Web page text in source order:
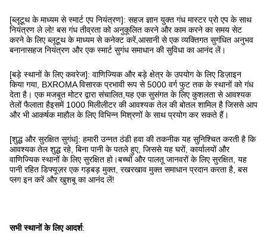
[ब्लूटूथ के माध्यम से स्मार्ट एप नियंत्रण]: सहज ज्ञान युक्त गंध मास्टर प्रो एप के साथ
नियंत्रण ले लो! बस गंध तीव्रता को अनुकूलित करने और काम करने का समय सेट
करने के लिए ब्लूटूथ के माध्यम से कनेक्ट करें,आसानी से एक व्यक्तिगत सुगंधित अनुभव
बनानासहज नियंत्रण और एक स्मार्ट सुगंध समाधान की सुविधा का आनंद लें।
[बड़े स्थानों के लिए कवरेज]: वाणिज्यिक और बड़े क्षेत्र के उपयोग के लिए डिज़ाइन
किया गया, BXROMA विसारक प्रभावी रूप से 5000 वर्ग फुट तक के स्थानों को गंध
देता है। एक मजबूत मोटर द्वारा संचालित,यह एक सुसंगत के लिए कुशलता से आवश्यक
तेलों फैलाता हैइसमें 1000 मिलीलीटर की आवश्यक तेल की बोतल शामिल है जिससे आप
और भी आकर्षक माहौल के लिए विभिन्न मिश्रणों के साथ प्रयोग कर सकते हैं।
[शुद्ध और सुरक्षित सुगंध]: हमारी उन्नत ठंडी हवा की तकनीक यह सुनिश्चित करती है कि
आवश्यक तेल शुद्ध रहे, बिना पानी के पतले हुए, जिससे यह घरों, कार्यालयों और
वाणिज्यिक स्थानों के लिए सुरक्षित हो।बच्चों और पालतू जानवरों के लिए सुरक्षित, यह
पानी रहित डिफ्यूज़र एक गड़बड़ मुक्त, रखरखाव मुक्त समाधान प्रदान करता है, बस
प्लग इन करें और खुशबू का आनंद लें!
सभी स्थानों के लिए आदर्श: